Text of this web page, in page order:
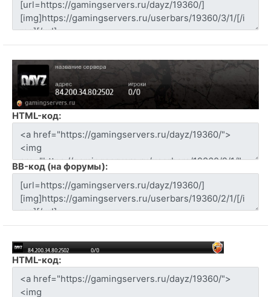
HTML-код:
BB-код (на форумы):
HTML-код: